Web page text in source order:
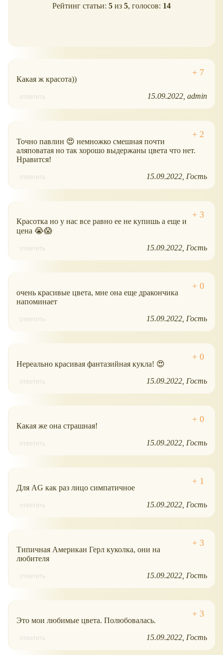
Рейтинг статьи: 5 из 5, голосов: 14
Какая ж красота))
ответить 15.09.2022 admin
Точно павлин 😍 немножко смешная почти
аляповатая но так хорошо выдержаны цвета что нет.
Нравится!
ответить 15.09.2022 Гость
Красотка но у нас все равно ее не купишь а еще и
цена 😭😱
ответить 15.09.2022 Гость
очень красивые цвета, мне она еще дракончика
напоминает
ответить 15.09.2022 Гость
Нереально красивая фантазийная кукла! 😍
ответить 15.09.2022 Гость
Какая же она страшная!
ответить 15.09.2022 Гость
Для AG как раз лицо симпатичное
ответить 15.09.2022 Гость
Типичная Американ Герл куколка, они на
любителя
ответить 15.09.2022 Гость
Это мои любимые цвета. Полюбовалась.
ответить 15.09.2022 Гость